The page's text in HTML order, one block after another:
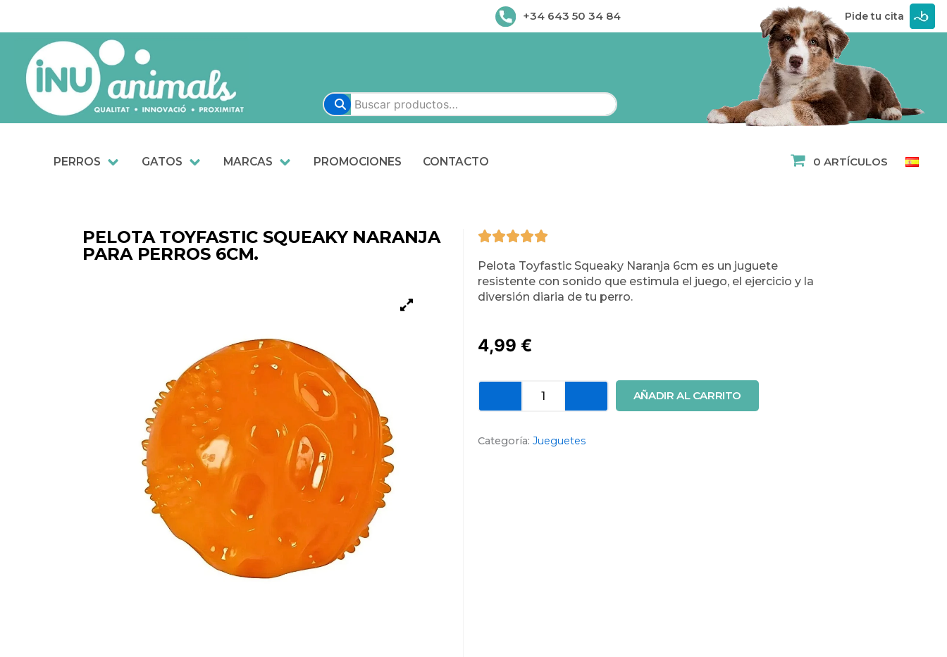
contenido
+34 643 50 34 84 Pide tu cita
PERROS GATOS MARCAS PROMOCIONES CONTACTO 0 ARTÍCULOS
PELOTA TOYFASTIC SQUEAKY NARANJA
PARA PERROS 6CM.
Pelota Toyfastic Squeaky Naranja 6cm es un juguete
resistente con sonido que estimula el juego, el ejercicio y la
diversión diaria de tu perro.
4,99 €
Toyfastic
para
AÑADIR AL CARRITO
Categoría: Jueguetes